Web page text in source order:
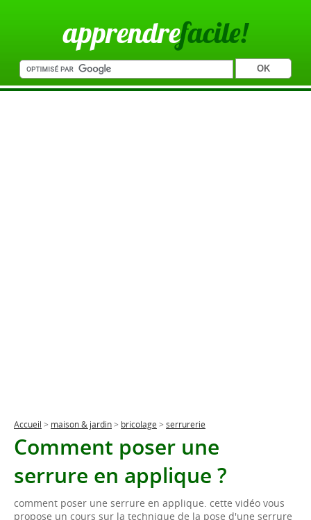
apprendrefacile!
Accueil > maison & jardin> bricolage > serrurerie
Comment poser une
serrure en applique ?
comment poser une serrure en applique. cette vidéo vous
propose un cours sur la technique de la pose d'une serrure